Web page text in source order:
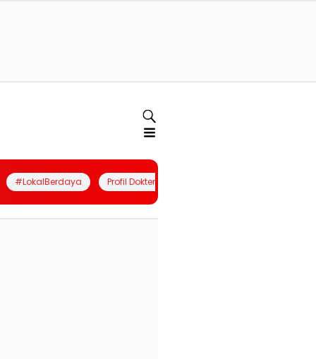
#LokalBerdaya Profil Dokter